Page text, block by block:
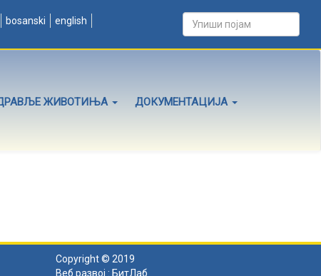
bosanski english
ЖИВОТИЊА ДОКУМЕНТАЦИЈА
Copyright © 2019
Веб развој : БитЛаб